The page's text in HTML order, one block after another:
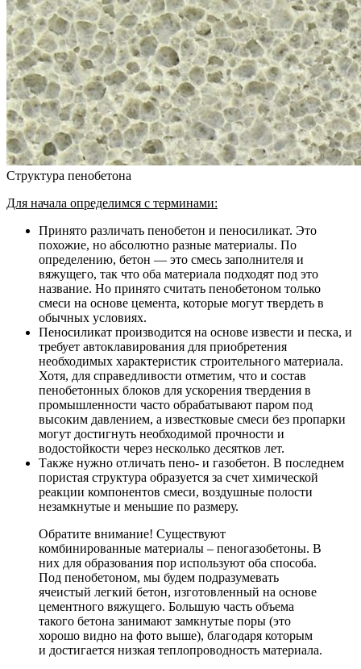
Структура пенобетона
Для начала определимся с терминами:
Принято различать пенобетон и пеносиликат. Это
похожие, но абсолютно разные материалы. По
определению, бетон — это смесь заполнителя и
вяжущего, так что оба материала подходят под это
название. Но принято считать пенобетоном только
смеси на основе цемента, которые могут твердеть в
обычных условиях.
Пеносиликат производится на основе извести и песка, и
требует автоклавирования для приобретения
необходимых характеристик строительного материала.
Хотя, для справедливости отметим, что и состав
пенобетонных блоков для ускорения твердения в
промышленности часто обрабатывают паром под
высоким давлением, а известковые смеси без пропарки
могут достигнуть необходимой прочности и
водостойкости через несколько десятков лет.
Также нужно отличать пено- и газобетон. В последнем
пористая структура образуется за счет химической
реакции компонентов смеси, воздушные полости
незамкнутые и меньшие по размеру.
Обратите внимание! Существуют
комбинированные материалы – пеногазобетоны. В
них для образования пор используют оба способа.
Под пенобетоном, мы будем подразумевать
ячеистый легкий бетон, изготовленный на основе
цементного вяжущего. Большую часть объема
такого бетона занимают замкнутые поры (это
хорошо видно на фото выше), благодаря которым
и достигается низкая теплопроводность материала.